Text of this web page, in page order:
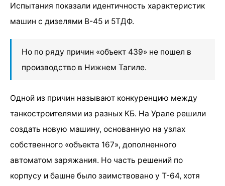
Испытания показали идентичность характеристик
машин с дизелями В-45 и 5ТДФ.
Но по ряду причин «объект 439» не пошел в
производство в Нижнем Тагиле.
Одной из причин называют конкуренцию между
танкостроителями из разных КБ. На Урале решили
создать новую машину, основанную на узлах
собственного «объекта 167», дополненного
автоматом заряжания. Но часть решений по
корпусу и башне было заимствовано у Т-64, хотя